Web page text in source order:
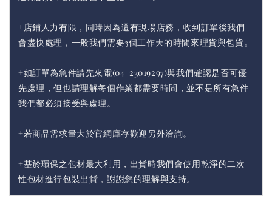
+店鋪人力有限，同時因為還有現場店務，收到訂單後我們
會盡快處理，一般我們需要3個工作天的時間來理貨與包貨。
+如訂單為急件請先來電(04-23019297)與我們確認是否可優
先處理，但也請理解每個作業都需要時間，並不是所有急件
我們都必須接受與處理。
+若商品需求量大於官網庫存歡迎另外洽詢。
+基於環保之包材最大利用，出貨時我們會使用乾淨的二次
性包材進行包裝出貨，謝謝您的理解與支持。